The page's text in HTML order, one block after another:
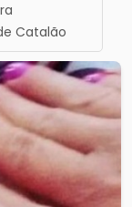
Catalão